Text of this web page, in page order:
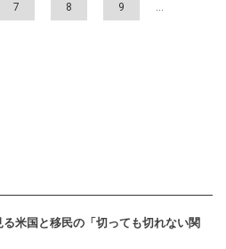
7 8 9 …
米国と移民の「切っても切れない関